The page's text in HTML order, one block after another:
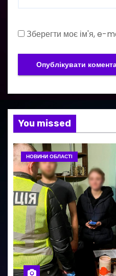
Зберегти моє ім'я, e-
You missed
НОВИНИ ОБЛАСТІ